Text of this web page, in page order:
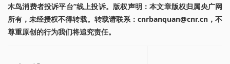
木鸟消费者投诉平台”线上投诉。版权声明：本文章版权归属央广网
所有，未经授权不得转载。转载请联系：cnrbanquan@cnr.cn，不
尊重原创的行为我们将追究责任。